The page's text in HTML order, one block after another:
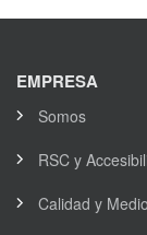
EMPRESA
Somos
RSC y
Calidad y